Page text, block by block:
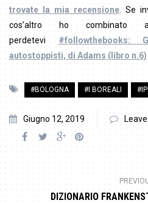
trovate la mia recensione. Se
cos’altro ho
perdetevi #followthebooks:
autostoppisti, di Adams (libro n.6)
#BOLOGNA #I BOREALI
Giugno 12, 2019
DIZIONARIO